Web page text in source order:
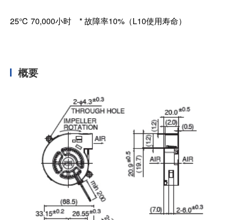
25℃ 70,000小时 * 故障率10%（L10使用寿命）
概要